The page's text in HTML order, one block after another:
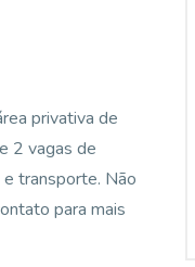
privativa de
2 vagas de
e transporte. Não
para mais